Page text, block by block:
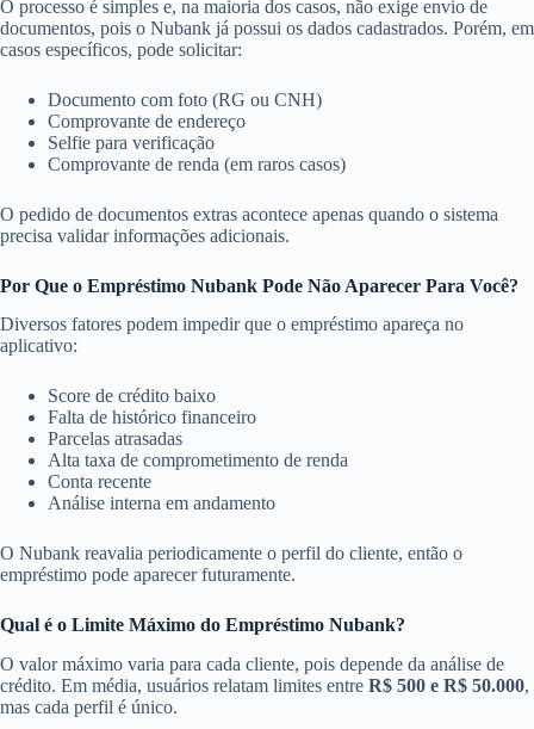
O processo é simples e, na maioria dos casos, não exige envio de
documentos, pois o Nubank já possui os dados cadastrados. Porém, em
casos específicos, pode solicitar:
Documento com foto (RG ou CNH)
Comprovante de endereço
Selfie para verificação
Comprovante de renda (em raros casos)
O pedido de documentos extras acontece apenas quando o sistema
precisa validar informações adicionais.
Por Que o Empréstimo Nubank Pode Não Aparecer Para Você?
Diversos fatores podem impedir que o empréstimo apareça no
aplicativo:
Score de crédito baixo
Falta de histórico financeiro
Parcelas atrasadas
Alta taxa de comprometimento de renda
Conta recente
Análise interna em andamento
O Nubank reavalia periodicamente o perfil do cliente, então o
empréstimo pode aparecer futuramente.
Qual é o Limite Máximo do Empréstimo Nubank?
O valor máximo varia para cada cliente, pois depende da análise de
crédito. Em média, usuários relatam limites entre R$ 500 e R$ 50.000,
mas cada perfil é único.